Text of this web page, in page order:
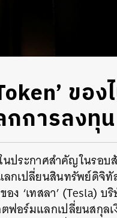
ขอ
กการลงทุน
ประกาศสำคัญในรอ
กเปลี่ยนสินทรัพย์ดิจิทั
ง ‘เทสลา’ (Tesla) บ
ฟอร์มแลกเปลี่ยนสกุล